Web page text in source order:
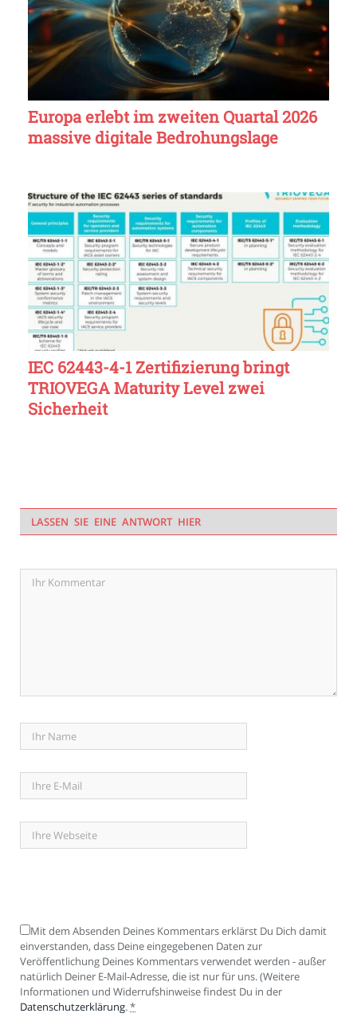
Europa erlebt im zweiten Quartal 2026
massive digitale Bedrohungslage
IEC 62443-4-1 Zertifizierung bringt
TRIOVEGA Maturity Level zwei
Sicherheit
LASSEN SIE EINE ANTWORT HIER
Mit dem Absenden Deines Kommentars erklärst Du Dich damit
einverstanden, dass Deine eingegebenen Daten zur
Veröffentlichung Deines Kommentars verwendet werden - außer
natürlich Deiner E-Mail-Adresse, die ist nur für uns. (Weitere
Informationen und Widerrufshinweise findest Du in der
Datenschutzerklärung.*